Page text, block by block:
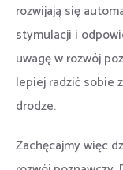
rozwijają się
stymulacji i
uwagę w rozwój
lepiej radzić sobie
drodze.
Zachęcajmy więc